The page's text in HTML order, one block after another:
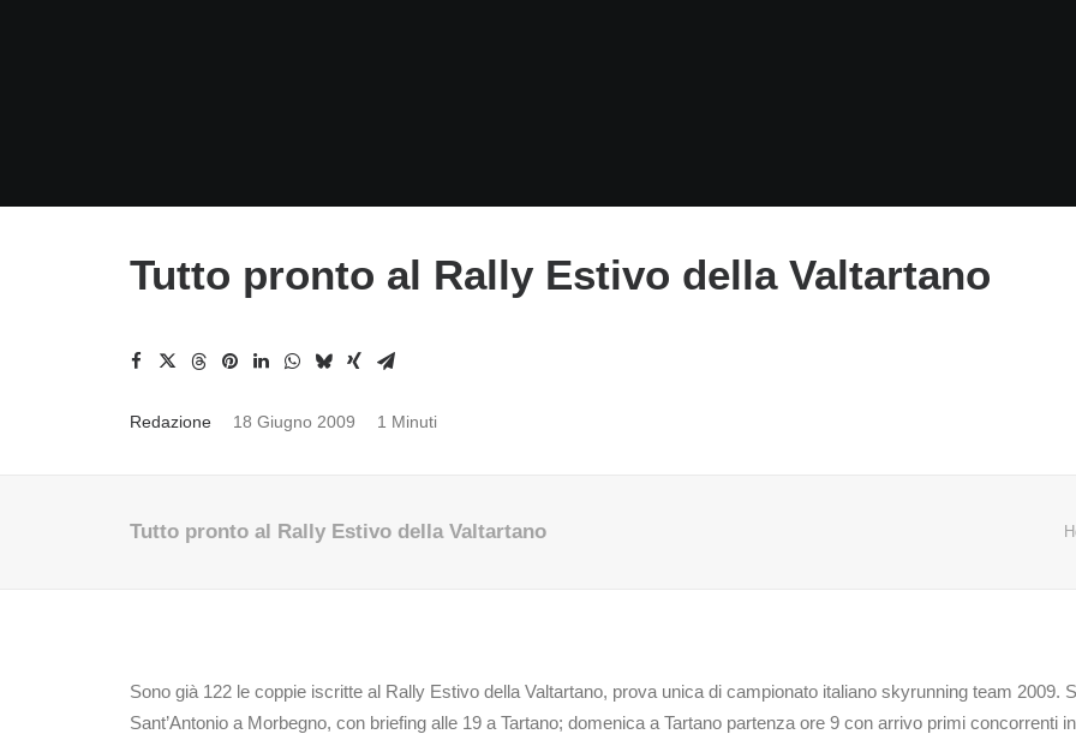
Tutto pronto al Rally Estivo della Valtartano
Redazione 18 Giugno 2009 1 Minuti
Tutto pronto al Rally Estivo della Valtartano
Sono già 122 le coppie iscritte al Rally Estivo della Valtartano, prova unica di campionato italiano skyrunning team 2009.
Sant’Antonio a Morbegno, con briefing alle 19 a Tartano; domenica a Tartano partenza ore 9 con arrivo primi concorrenti